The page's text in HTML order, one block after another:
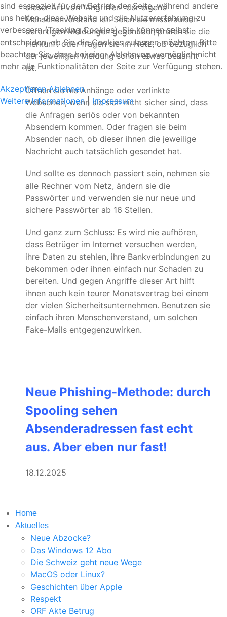
Neue Phishing-Methode: durch
Spooling sehen
Absenderadressen fast echt
aus. Aber eben nur fast!
18.12.2025
dieser Art von "Angriffen" der eigene
Menschenverstand ist. Seien sie misstrauisch
derartigen Meldungen gegenüber, prüfen sie die
Herkunft oder fragen sie im Netz, ob bezüglich
der jeweiligen Meldung schon etwas bekannt
ist.
Öffnen sie nie Anhänge oder verlinkte
Webseiten, wenn sie sich nicht sicher sind, dass
die Anfragen seriös oder von bekannten
Absendern kommen. Oder fragen sie beim
Absender nach, ob dieser ihnen die jeweilige
Nachricht auch tatsächlich gesendet hat.
Und sollte es dennoch passiert sein, nehmen sie
alle Rechner vom Netz, ändern sie die
Passwörter und verwenden sie nur neue und
sichere Passwörter ab 16 Stellen.
Und ganz zum Schluss: Es wird nie aufhören,
dass Betrüger im Internet versuchen werden,
ihre Daten zu stehlen, ihre Bankverbindungen zu
bekommen oder ihnen einfach nur Schaden zu
bereiten. Und gegen Angriffe dieser Art hilft
ihnen auch kein teurer Monatsvertrag bei einem
der vielen Sicherheitsunternehmen. Benutzen sie
einfach ihren Menschenverstand, um solchen
Fake-Mails entgegenzuwirken.
Home
Aktuelles
Neue Abzocke?
Das Windows 12 Abo
Die Schweiz geht neue Wege
MacOS oder Linux?
Geschichten über Apple
Respekt
ORF Akte Betrug
sind essenziell für den Betrieb der Seite, während andere
uns helfen, diese Website und die Nutzererfahrung zu
verbessern (Tracking Cookies). Sie können selbst
entscheiden, ob Sie die Cookies zulassen möchten. Bitte
beachten Sie, dass bei einer Ablehnung womöglich nicht
mehr alle Funktionalitäten der Seite zur Verfügung stehen.
Akzeptieren Ablehnen
Weitere Informationen| Impressum